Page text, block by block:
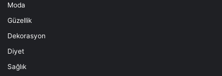
Moda
Güzellik
Dekorasyon
Diyet
Sağlık